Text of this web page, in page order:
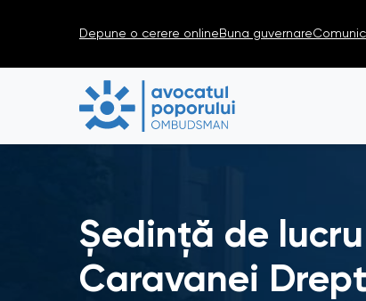
Depune o cerere online Buna guvernare
Ședință de
Caravanei